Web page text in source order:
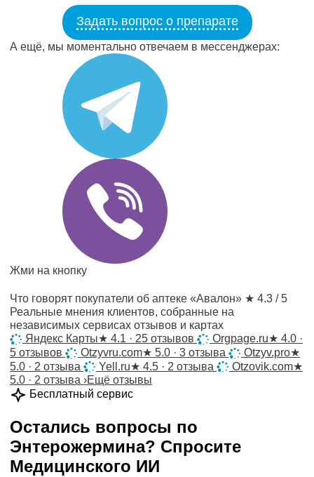
Задать вопрос о препарате
А ещё, мы моментально отвечаем в мессенджерах:
Жми на кнопку
Что говорят покупатели об аптеке «Авалон» ★ 4.3 / 5
Реальные мнения клиентов, собранные на
независимых сервисах отзывов и картах
Яндекс Карты★ 4.1 · 25 отзывов Orgpage.ru★ 4.0 ·
5 отзывов
Otzyvru.com★ 5.0 · 3 отзыва Otzyv.pro★
5.0 · 2 отзыва
Yell.ru★ 4.5 · 2 отзыва Otzovik.com★
5.0 · 2 отзыва ›Ещё отзывы
Бесплатный сервис
Остались вопросы по
Энтерожермина? Спросите
Медицинского ИИ